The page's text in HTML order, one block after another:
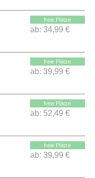
freie Plätze
ab: 34,99 €
freie Plätze
ab: 39,99 €
freie Plätze
ab: 52,49 €
freie Plätze
ab: 39,99 €